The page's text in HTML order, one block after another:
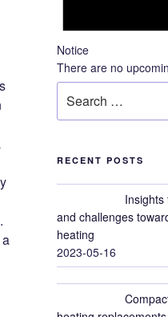
Notice
There are no
for:
RECENT POSTS
and challenges
heating
2023-05-16